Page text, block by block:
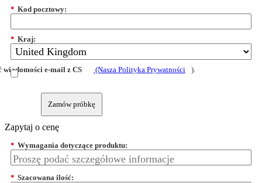
* Kod pocztowy:
* Kraj:
e-mail z CS (Nasza Polityka Prywatności ).
Zamów próbkę
Zapytaj o cenę
* Wymagania dotyczące produktu:
* Szacowana ilość: